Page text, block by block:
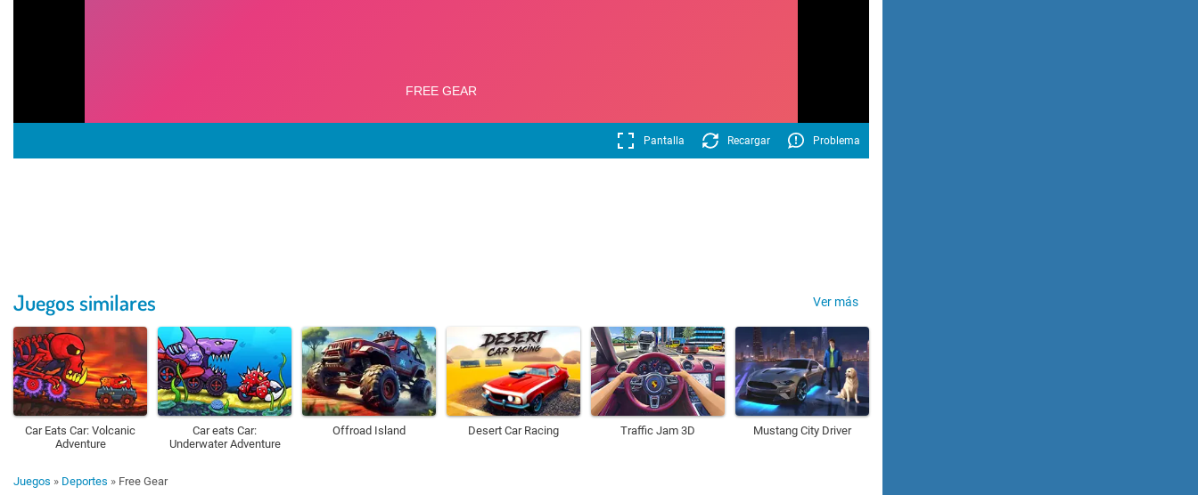
Pantalla Recargar Problema
Juegos similares Ver más
Car Eats Car: Volcanic
Adventure
Car eats Car:
Underwater Adventure
Offroad Island Desert Car Racing Traffic Jam 3D Mustang City Driver
Juegos » Deportes » Free Gear